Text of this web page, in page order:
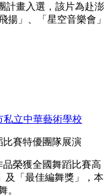
計畫入選，該片為赴澎
揚」、「星空音樂會」
立中華藝術學校
比賽特優團隊展演
榮獲全國舞蹈比賽高
及「最佳編舞獎」，本
。